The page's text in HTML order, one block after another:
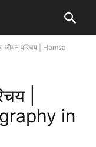
जीवन परिचय | Hamsa
|
in